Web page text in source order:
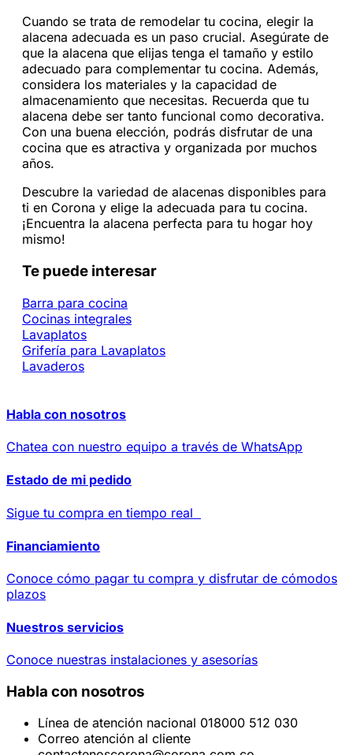
Cuando se trata de remodelar tu cocina, elegir la
alacena adecuada es un paso crucial. Asegúrate de
que la alacena que elijas tenga el tamaño y estilo
adecuado para complementar tu cocina. Además,
considera los materiales y la capacidad de
almacenamiento que necesitas. Recuerda que tu
alacena debe ser tanto funcional como decorativa.
Con una buena elección, podrás disfrutar de una
cocina que es atractiva y organizada por muchos
años.
Descubre la variedad de alacenas disponibles para
ti en Corona y elige la adecuada para tu cocina.
¡Encuentra la alacena perfecta para tu hogar hoy
mismo!
Te puede interesar
Barra para cocina
Cocinas integrales
Lavaplatos
Grifería para Lavaplatos
Lavaderos
Habla con nosotros
Chatea con nuestro equipo a través de WhatsApp
Estado de mi pedido
Sigue tu compra en tiempo real
Financiamiento
Conoce cómo pagar tu compra y disfrutar de cómodos
plazos
Nuestros servicios
Conoce nuestras instalaciones y asesorías
Habla con nosotros
Línea de atención nacional 018000 512 030
Correo atención al cliente